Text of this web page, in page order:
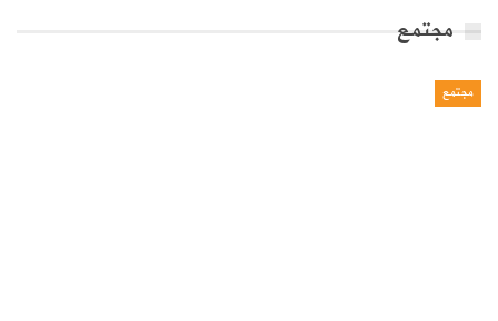
مجتمع
مجتمع